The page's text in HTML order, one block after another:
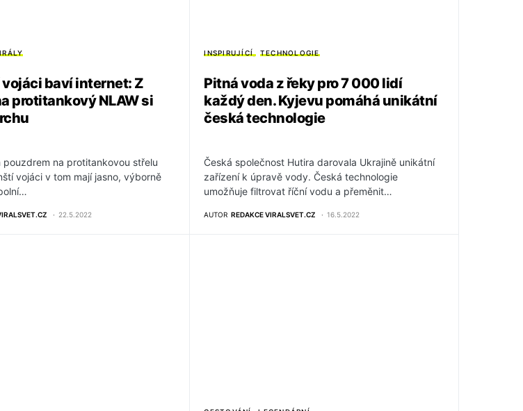
baví internet: Z
protitankový NLAW si
pouzdrem na protitankovou střelu
vojáci v tom mají jasno, výborně
22.5.2022
INSPIRUJÍCÍ TECHNOLOGIE
Pitná voda z řeky pro 7 000 lidí
každý den. Kyjevu pomáhá unikátní
česká technologie
Česká společnost Hutira darovala Ukrajině unikátní
zařízení k úpravě vody. Česká technologie
umožňuje filtrovat říční vodu a přeměnit…
AUTOR REDAKCE VIRALSVET.CZ 16.5.2022